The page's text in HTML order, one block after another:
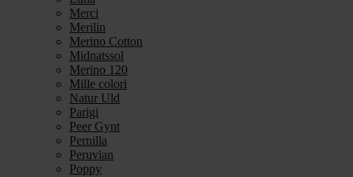
Merci
Merilin
Merino Cotton
Midnatssol
Merino 120
Mille colori
Natur Uld
Parigi
Peer Gynt
Pernilla
Peruvian
Poppy